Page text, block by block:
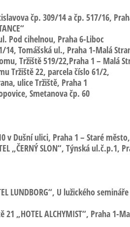
čp. 309/14 a čp. 517/16,
Pod cihelnou, Praha 6-Liboc
14, Tomášská ul., Praha 1-Malá
Tržiště519/22,Praha 1 – Malá
Tržiště 22, parcela číslo 61/2,
ulice Tržiště, Praha 1
Smetanova čp. 60
v Dušní ulici, Praha 1 – Staré město,
„ČERNÝ SLON“, Týnská ul.č.p.1,
LUNDBORG“, U lužického
„HOTEL ALCHYMIST“, Praha 1-